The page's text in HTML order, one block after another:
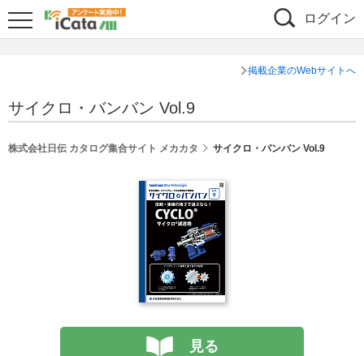
ログイン
掲載企業のWebサイトへ
サイクロ・バンバン Vol.9
株式会社日伝 カタログ集合サイト メカカタ サイクロ・バンバン Vol.9
見る